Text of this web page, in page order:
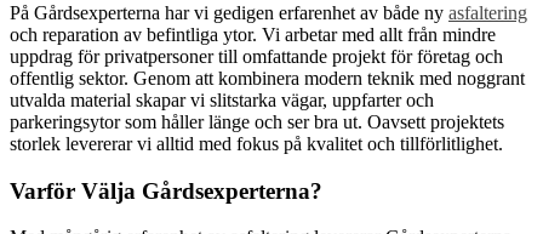
På Gårdsexperterna har vi gedigen erfarenhet av både ny asfaltering
och reparation av befintliga ytor. Vi arbetar med allt från mindre
uppdrag för privatpersoner till omfattande projekt för företag och
offentlig sektor. Genom att kombinera modern teknik med noggrant
utvalda material skapar vi slitstarka vägar, uppfarter och
parkeringsytor som håller länge och ser bra ut. Oavsett projektets
storlek levererar vi alltid med fokus på kvalitet och tillförlitlighet.
Varför Välja Gårdsexperterna?